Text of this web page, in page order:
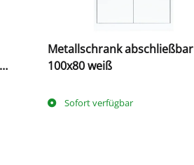
Metallschrank abschließbar
100x80 weiß
Sofort verfügbar